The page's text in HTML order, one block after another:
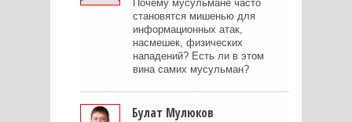
Почему мусульмане часто
становятся мишенью для
информационных атак,
насмешек, физических
нападений? Есть ли в этом
вина самих мусульман?
Булат Мулюков